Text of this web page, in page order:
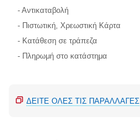
- Αντικαταβολή
- Πιστωτική, Χρεωστική Κάρτα
- Κατάθεση σε τράπεζα
- Πληρωμή στο κατάστημα
ΔΕΊΤΕ ΌΛΕΣ ΤΙΣ ΠΑΡΑΛΛΑΓΈΣ